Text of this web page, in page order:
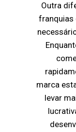
Outra
franquias
marca
levar